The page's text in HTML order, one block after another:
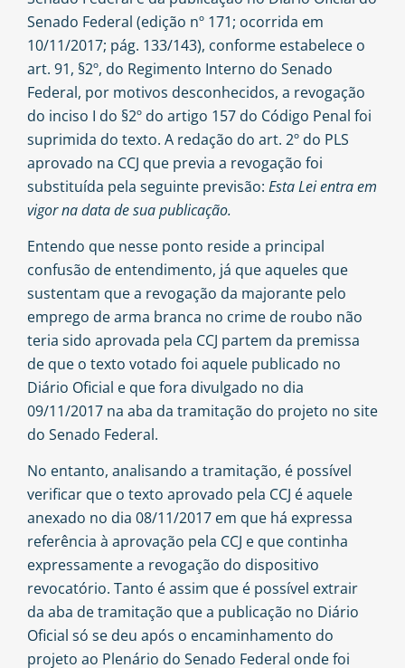
Senado Federal (edição nº 171; ocorrida em
10/11/2017; pág. 133/143), conforme estabelece o
art. 91, §2º, do Regimento Interno do Senado
Federal, por motivos desconhecidos, a revogação
do inciso I do §2º do artigo 157 do Código Penal foi
suprimida do texto. A redação do art. 2º do PLS
aprovado na CCJ que previa a revogação foi
substituída pela seguinte previsão: Esta Lei entra em
vigor na data de sua publicação.
Entendo que nesse ponto reside a principal
confusão de entendimento, já que aqueles que
sustentam que a revogação da majorante pelo
emprego de arma branca no crime de roubo não
teria sido aprovada pela CCJ partem da premissa
de que o texto votado foi aquele publicado no
Diário Oficial e que fora divulgado no dia
09/11/2017 na aba da tramitação do projeto no site
do Senado Federal.
No entanto, analisando a tramitação, é possível
verificar que o texto aprovado pela CCJ é aquele
anexado no dia 08/11/2017 em que há expressa
referência à aprovação pela CCJ e que continha
expressamente a revogação do dispositivo
revocatório. Tanto é assim que é possível extrair
da aba de tramitação que a publicação no Diário
Oficial só se deu após o encaminhamento do
projeto ao Plenário do Senado Federal onde foi